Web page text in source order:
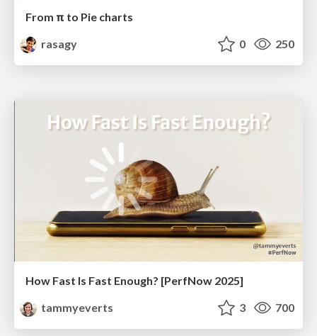
From π to Pie charts
rasagy
0 250
How Fast Is Fast Enough? [PerfNow 2025]
tammyeverts
3 700